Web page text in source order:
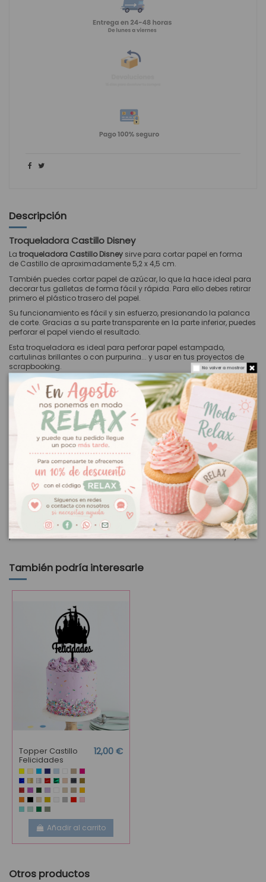
Descripción
Troqueladora Castillo Disney
La troqueladora Castillo Disney sirve para cortar papel en forma
de Castillo de aproximadamente 5,2 x 4,5 cm.
También puedes cortar papel de azúcar, lo que la hace ideal para
decorar tus galletas de forma fácil y rápida. Para ello debes retirar
primero el plástico trasero del papel.
Su funcionamiento es fácil y sin esfuerzo, presionando la palanca
de corte. Gracias a su parte transparente en la parte inferior, puedes
perforar el papel viendo el resultado.
Esta troqueladora es ideal para perforar papel estampado,
cartulinas brillantes o con purpurina... y usar en tus proyectos de
scrapbooking.
Gracias a su original forma de castillo puedes usarla para hacer
toppers para cupcakes y tartas y decorar tus fiestas.
El color de la troqueladora puede variar respecto a la foto.
Mantenimiento de la troqueladora:
Para afilar el mecanismo de corte, perforar una hoja de papel de
Para lubricar el mecanismo de corte, perforar una hoja de papel
encerado.
Tamaño del recorte: 5,2 x 4,5 cm aprox.
Grosor máximo de corte 220 gr.
Las medidas son las especificadas por el fabricante. No es una
herramienta de precisión por lo que es conveniente realizar una
prueba de medida con anterioridad a la realización del trabajo.
También podría interesarle
Topper Castillo
Felicidades
12,00 €
Añadir al carrito
Otros productos
No volver a mostrar